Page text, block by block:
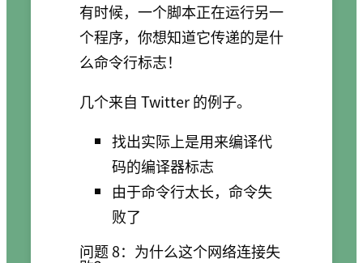
有时候，一个脚本正在运行另一
个程序，你想知道它传递的是什
么命令行标志！
几个来自 Twitter 的例子。
找出实际上是用来编译代
码的编译器标志
由于命令行太长，命令失
败了
问题 8：为什么这个网络连接失